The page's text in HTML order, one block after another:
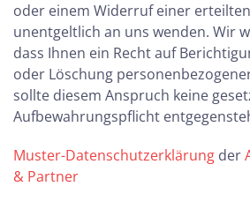
oder einem Widerruf einer
unentgeltlich an uns wenden. Wir
dass Ihnen ein Recht auf
oder Löschung
sollte diesem Anspruch keine
Aufbewahrungspflicht
Muster-Datenschutzerklärung der
& Partner